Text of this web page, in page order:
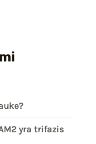
AM2 yra trifazis